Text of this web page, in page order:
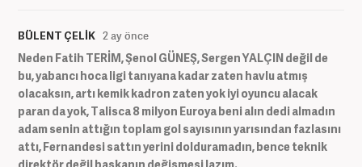
BÜLENT ÇELİK 2 ay önce
Neden Fatih TERİM, Şenol GÜNEŞ, Sergen YALÇIN değil de
bu, yabancı hoca ligi tanıyana kadar zaten havlu atmış
olacaksın, artı kemik kadron zaten yok iyi oyuncu alacak
paran da yok, Talisca 8 milyon Euroya beni alın dedi almadın
adam senin attığın toplam gol sayısının yarısından fazlasını
attı, Fernandesi sattın yerini dolduramadın, bence teknik